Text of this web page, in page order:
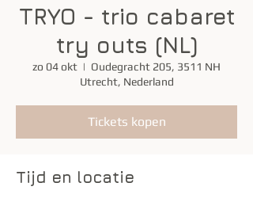
TRYO - trio cabaret
try outs (NL)
zo 04 okt
  |
Oudegracht 205, 3511 NH
Utrecht, Nederland
Tickets kopen
Tijd en locatie